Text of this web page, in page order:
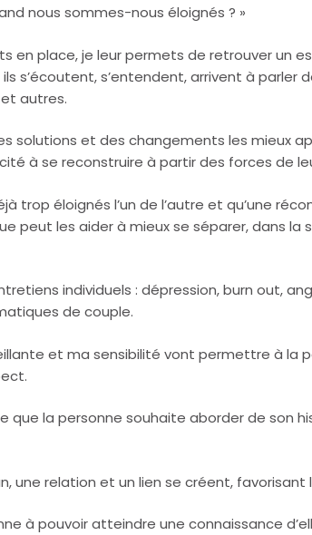
nous sommes-nous éloignés ? »
en place, je leur permets de retrouver un
s’écoutent, s’entendent, arrivent à parler
autres.
solutions et des changements les mieux
à se reconstruire à partir des forces de
trop éloignés l’un de l’autre et qu’une
peut les aider à mieux se séparer, dans
individuels : dépression, burn out,
de couple.
et ma sensibilité vont permettre à la
que la personne souhaite aborder de son
une relation et un lien se créent, favorisant
à pouvoir atteindre une connaissance